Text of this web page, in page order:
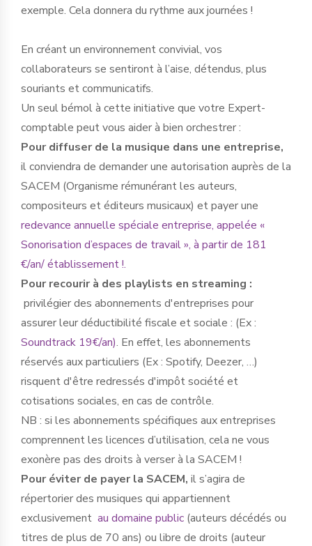
exemple. Cela donnera du rythme aux journées !
En créant un environnement convivial, vos
collaborateurs se sentiront à l’aise, détendus, plus
souriants et communicatifs.
Un seul bémol à cette initiative que votre Expert-
comptable peut vous aider à bien orchestrer :
Pour diffuser de la musique dans une entreprise,
il conviendra de demander une autorisation auprès de la
SACEM (Organisme rémunérant les auteurs,
compositeurs et éditeurs musicaux) et payer une
redevance annuelle spéciale entreprise, appelée «
Sonorisation d’espaces de travail », à partir de 181
€/an/ établissement !.
Pour recourir à des playlists en streaming :
privilégier des abonnements d'entreprises pour
assurer leur déductibilité fiscale et sociale : (Ex :
Soundtrack 19€/an). En effet, les abonnements
réservés aux particuliers (Ex : Spotify, Deezer, …)
risquent d'être redressés d'impôt société et
cotisations sociales, en cas de contrôle.
NB : si les abonnements spécifiques aux entreprises
comprennent les licences d’utilisation, cela ne vous
exonère pas des droits à verser à la SACEM !
Pour éviter de payer la SACEM, il s’agira de
répertorier des musiques qui appartiennent
exclusivement au domaine public (auteurs décédés ou
titres de plus de 70 ans) ou libre de droits (auteur